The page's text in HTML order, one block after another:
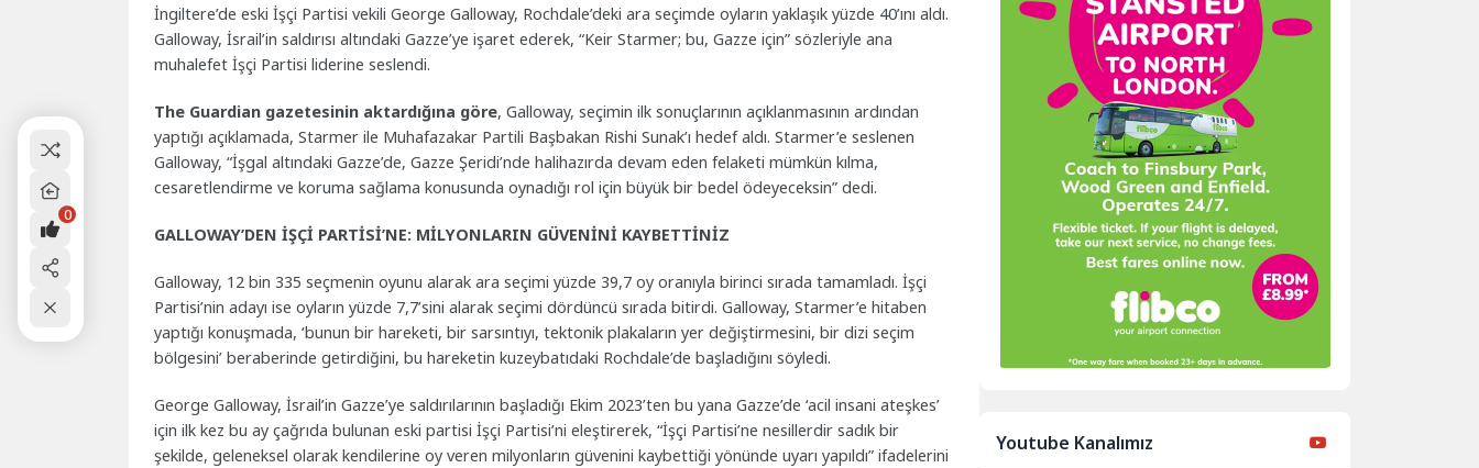
İngiltere’de eski İşçi Partisi vekili George Galloway, Rochdale’deki ara seçimde oyların yaklaşık yüzde 40’ını aldı.
Galloway, İsrail’in saldırısı altındaki Gazze’ye işaret ederek, “Keir Starmer; bu, Gazze için” sözleriyle ana
muhalefet İşçi Partisi liderine seslendi.
The Guardian gazetesinin aktardığına göre, Galloway, seçimin ilk sonuçlarının açıklanmasının ardından
yaptığı açıklamada, Starmer ile Muhafazakar Partili Başbakan Rishi Sunak’ı hedef aldı. Starmer’e seslenen
Galloway, “İşgal altındaki Gazze’de, Gazze Şeridi’nde halihazırda devam eden felaketi mümkün kılma,
cesaretlendirme ve koruma sağlama konusunda oynadığı rol için büyük bir bedel ödeyeceksin” dedi.
GALLOWAY’DEN İŞÇİ PARTİSİ’NE: MİLYONLARIN GÜVENİNİ KAYBETTİNİZ
Galloway, 12 bin 335 seçmenin oyunu alarak ara seçimi yüzde 39,7 oy oranıyla birinci sırada tamamladı. İşçi
Partisi’nin adayı ise oyların yüzde 7,7’sini alarak seçimi dördüncü sırada bitirdi. Galloway, Starmer’e hitaben
yaptığı konuşmada, ‘bunun bir hareketi, bir sarsıntıyı, tektonik plakaların yer değiştirmesini, bir dizi seçim
bölgesini’ beraberinde getirdiğini, bu hareketin kuzeybatıdaki Rochdale’de başladığını söyledi.
George Galloway, İsrail’in Gazze’ye saldırılarının başladığı Ekim 2023’ten bu yana Gazze’de ‘acil insani ateşkes’
için ilk kez bu ay çağrıda bulunan eski partisi İşçi Partisi’ni eleştirerek, “İşçi Partisi’ne nesillerdir sadık bir
şekilde, geleneksel olarak kendilerine oy veren milyonların güvenini kaybettiği yönünde uyarı yapıldı” ifadelerini
Youtube Kanalımız
0